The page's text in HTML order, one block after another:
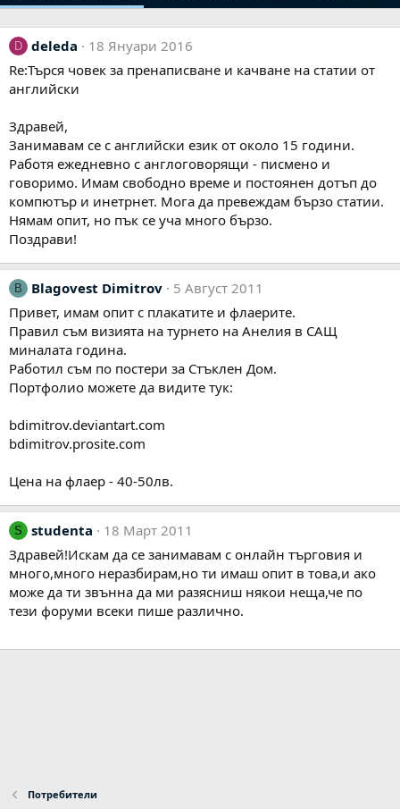
D deleda
18 Януари 2016
Re:Търся човек за пренаписване и качване на статии от
английски
Здравей,
Занимавам се с английски език от около 15 години.
Работя ежедневно с англоговорящи - писмено и
говоримо. Имам свободно време и постоянен дотъп до
компютър и инетрнет. Мога да превеждам бързо статии.
Нямам опит, но пък се уча много бързо.
Поздрави!
B Blagovest Dimitrov
5 Август 2011
Привет, имам опит с плакатите и флаерите.
Правил съм визията на турнето на Анелия в САЩ
миналата година.
Работил съм по постери за Стъклен Дом.
Портфолио можете да видите тук:
bdimitrov.deviantart.com
bdimitrov.prosite.com
Цена на флаер - 40-50лв.
S studenta
18 Март 2011
Здравей!Искам да се занимавам с онлайн търговия и
много,много неразбирам,но ти имаш опит в това,и ако
може да ти звънна да ми разясниш някои неща,че по
тези форуми всеки пише различно.
Потребители